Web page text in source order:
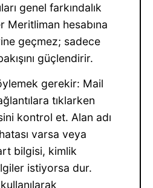
genel farkındalık
Meritliman hesabına
geçmez; sadece
güçlendirir.
gerekir: Mail
tıklarken
kontrol et. Alan adı
varsa veya
bilgisi, kimlik
istiyorsa dur.
kullanılarak